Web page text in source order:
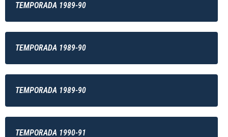
TEMPORADA 1989-90
TEMPORADA 1989-90
TEMPORADA 1989-90
TEMPORADA 1990-91